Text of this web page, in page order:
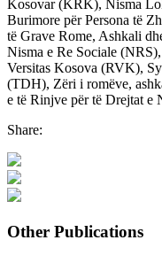
Kosovar (KRK), Nisma
Burimore për Persona të
të Grave Rome, Ashkali
Nisma e Re Sociale
Versitas Kosova (RVK),
(TDH), Zëri i romëve,
e të Rinjve për të Drejtat
Share:
Other Publications